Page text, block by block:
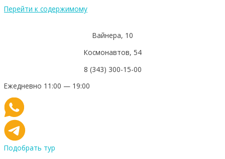
Перейти к содержимому
Вайнера, 10
Космонавтов, 54
8 (343) 300-15-00
Ежедневно 11:00 — 19:00
Подобрать тур